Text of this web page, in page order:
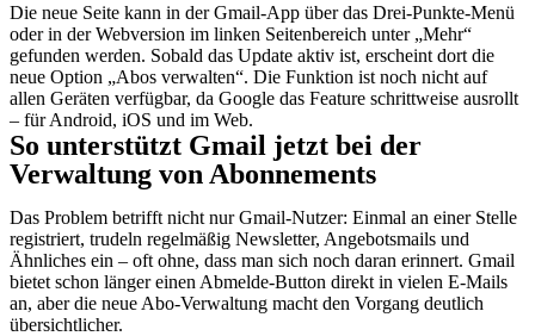
Die neue Seite kann in der Gmail-App über das Drei-Punkte-Menü
oder in der Webversion im linken Seitenbereich unter „Mehr“
gefunden werden. Sobald das Update aktiv ist, erscheint dort die
neue Option „Abos verwalten“. Die Funktion ist noch nicht auf
allen Geräten verfügbar, da Google das Feature schrittweise ausrollt
– für Android, iOS und im Web.
So unterstützt Gmail jetzt bei der
Verwaltung von Abonnements
Das Problem betrifft nicht nur Gmail-Nutzer: Einmal an einer Stelle
registriert, trudeln regelmäßig Newsletter, Angebotsmails und
Ähnliches ein – oft ohne, dass man sich noch daran erinnert. Gmail
bietet schon länger einen Abmelde-Button direkt in vielen E-Mails
an, aber die neue Abo-Verwaltung macht den Vorgang deutlich
übersichtlicher.